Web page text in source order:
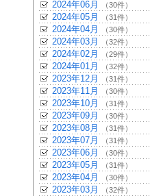
2024年06月 （30件）
2024年05月 （31件）
2024年04月 （30件）
2024年03月 （32件）
2024年02月 （29件）
2024年01月 （32件）
2023年12月 （31件）
2023年11月 （30件）
2023年10月 （31件）
2023年09月 （30件）
2023年08月 （31件）
2023年07月 （31件）
2023年06月 （30件）
2023年05月 （31件）
2023年04月 （30件）
2023年03月 （32件）